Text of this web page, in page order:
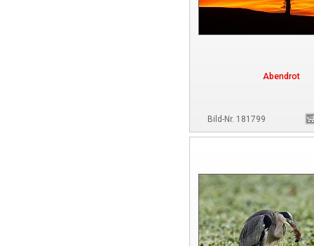
Abendrot
Bild-Nr. 181799